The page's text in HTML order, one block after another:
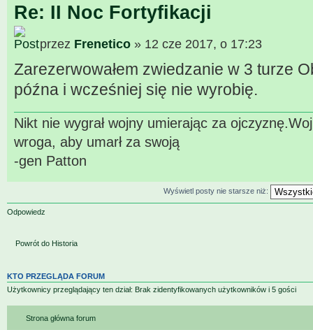
Re: II Noc Fortyfikacji
przez Frenetico » 12 cze 2017, o 17:23
Zarezerwowałem zwiedzanie w 3 turze
późna i wcześniej się nie wyrobię.
Nikt nie wygrał wojny umierając za
wroga, aby umarł za swoją
-gen Patton
Wyświetl posty nie starsze niż:
Odpowiedz
Powrót do Historia
KTO PRZEGLĄDA FORUM
Użytkownicy przeglądający ten dział: Brak zidentyfikowanych użytkowników i 5 gości
Strona główna forum